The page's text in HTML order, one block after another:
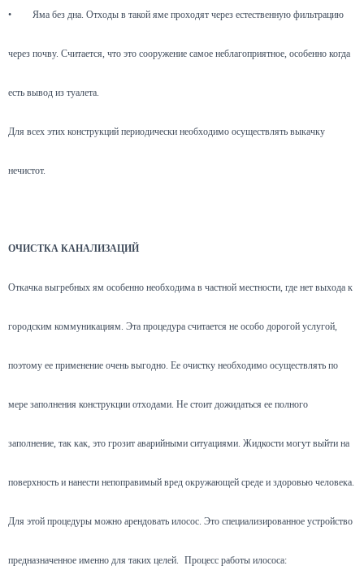
• Яма без дна. Отходы в такой яме проходят через естественную фильтрацию
через почву. Считается, что это сооружение самое неблагоприятное, особенно когда
есть вывод из туалета.
Для всех этих конструкций периодически необходимо осуществлять выкачку
нечистот.
ОЧИСТКА КАНАЛИЗАЦИЙ
Откачка выгребных ям особенно необходима в частной местности, где нет выхода к
городским коммуникациям. Эта процедура считается не особо дорогой услугой,
поэтому ее применение очень выгодно. Ее очистку необходимо осуществлять по
мере заполнения конструкции отходами. Не стоит дожидаться ее полного
заполнение, так как, это грозит аварийными ситуациями. Жидкости могут выйти на
поверхность и нанести непоправимый вред окружающей среде и здоровью человека.
Для этой процедуры можно арендовать илосос. Это специализированное устройство
предназначенное именно для таких целей. Процесс работы илососа: